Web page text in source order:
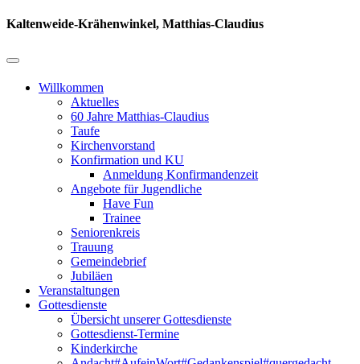
Kaltenweide-Krähenwinkel, Matthias-Claudius
Willkommen
Aktuelles
60 Jahre Matthias-Claudius
Taufe
Kirchenvorstand
Konfirmation und KU
Anmeldung Konfirmandenzeit
Angebote für Jugendliche
Have Fun
Trainee
Seniorenkreis
Trauung
Gemeindebrief
Jubiläen
Veranstaltungen
Gottesdienste
Übersicht unserer Gottesdienste
Gottesdienst-Termine
Kinderkirche